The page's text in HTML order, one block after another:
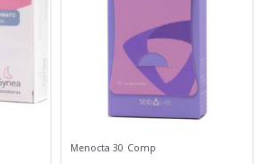
Menocta 30 Comp